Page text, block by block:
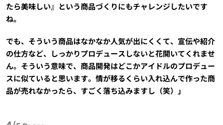
たら美味しい』という商品づくりにもチャレンジしたいです
ね。
でも、そういう商品はなかなか人気が出にくくて、宣伝や紹介
の仕方など、しっかりプロデュースしないと花開いてくれませ
ん。そういう意味で、商品開発はどこかアイドルのプロデュー
スに似ていると思います。情が移るくらい入れ込んで作った商
品が売れなかったら、すごく落ち込みますし（笑）」